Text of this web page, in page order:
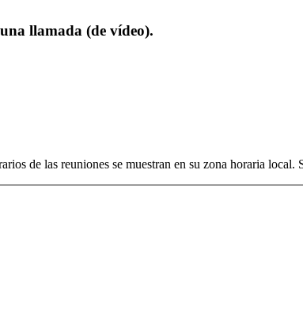
llamada (de vídeo).
de las reuniones se muestran en su zona horaria